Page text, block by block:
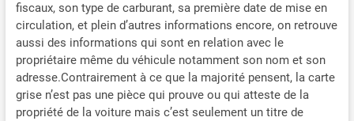
fiscaux, son type de carburant, sa première date de mise en
circulation, et plein d’autres informations encore, on retrouve
aussi des informations qui sont en relation avec le
propriétaire même du véhicule notamment son nom et son
adresse.Contrairement à ce que la majorité pensent, la carte
grise n’est pas une pièce qui prouve ou qui atteste de la
propriété de la voiture mais c’est seulement un titre de